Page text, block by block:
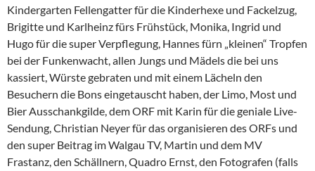
Kindergarten Fellengatter für die Kinderhexe und Fackelzug,
Brigitte und Karlheinz fürs Frühstück, Monika, Ingrid und
Hugo für die super Verpflegung, Hannes fürn „kleinen“ Tropfen
bei der Funkenwacht, allen Jungs und Mädels die bei uns
kassiert, Würste gebraten und mit einem Lächeln den
Besuchern die Bons eingetauscht haben, der Limo, Most und
Bier Ausschankgilde, dem ORF mit Karin für die geniale Live-
Sendung, Christian Neyer für das organisieren des ORFs und
den super Beitrag im Walgau TV, Martin und dem MV
Frastanz, den Schällnern, Quadro Ernst, den Fotografen (falls